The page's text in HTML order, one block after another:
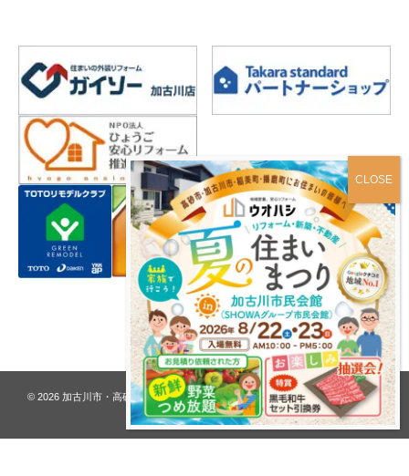
プライバシーポリシー
© 2026 加古川市・高砂市 夢リフォーム ウオハシ – 創業128年の老舗. All rights
reserved.